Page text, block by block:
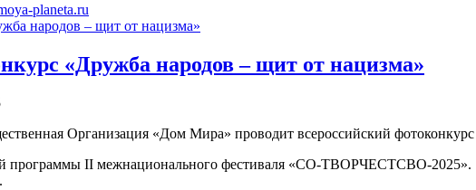
planeta.ru
«Дружба народов – щит от нацизма»
Организация «Дом Мира» проводит всероссийский фотоконкурс
программы II межнационального фестиваля «СО-ТВОРЧЕСТСВО-2025».